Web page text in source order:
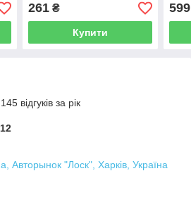
261₴
Купити
599
відгуків за рік
Авторынок "Лоск", Харків, Україна